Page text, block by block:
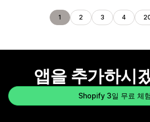
1 2 3 4
앱을 추가하시
Shopify 3일 무료 체험